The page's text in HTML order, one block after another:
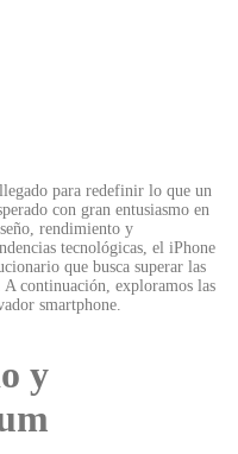
para redefinir lo que un
con gran entusiasmo en
rendimiento y
tecnológicas, el iPhone
que busca superar las
A continuación, exploramos las
smartphone.
y